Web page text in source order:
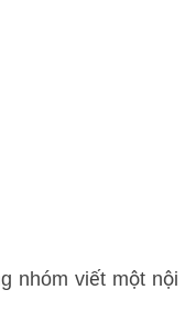
nhóm viết một nội